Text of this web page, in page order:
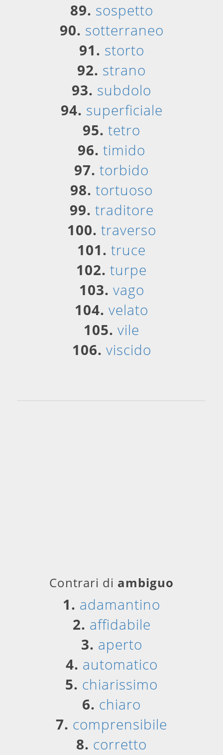
89. sospetto
90. sotterraneo
91. storto
92. strano
93. subdolo
94. superficiale
95. tetro
96. timido
97. torbido
98. tortuoso
99. traditore
100. traverso
101. truce
102. turpe
103. vago
104. velato
105. vile
106. viscido
Contrari di ambiguo
1. adamantino
2. affidabile
3. aperto
4. automatico
5. chiarissimo
6. chiaro
7. comprensibile
8. corretto